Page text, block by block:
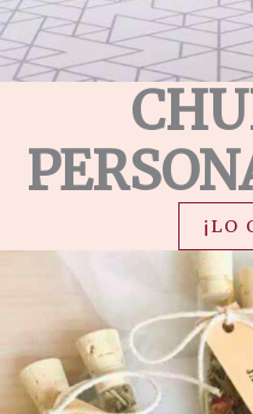
¡LO